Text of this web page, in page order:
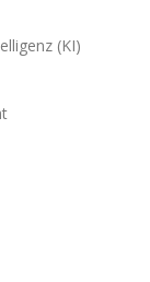
(KI)